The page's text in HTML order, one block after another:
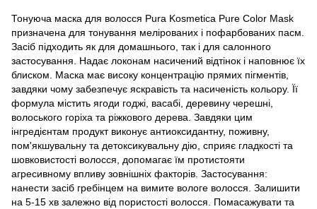
Тонуюча маска для волосся Pura Kosmetica Pure Color Mask
призначена для тонування мелірованих і пофарбованих пасм.
Засіб підходить як для домашнього, так і для салонного
застосування. Надає локонам насичений відтінок і наповнює їх
блиском. Маска має високу концентрацію прямих пігментів,
завдяки чому забезпечує яскравість та насиченість кольору. Її
формула містить ягоди годжі, васабі, деревину черешні,
волоського горіха та ріжкового дерева. Завдяки цим
інгредієнтам продукт виконує антиоксидантну, поживну,
пом'якшувальну та детоксикувальну дію, сприяє гладкості та
шовковистості волосся, допомагає їм протистояти
агресивному впливу зовнішніх факторів. Застосування:
нанести засіб гребінцем на вимите вологе волосся. Залишити
на 5-15 хв залежно від пористості волосся. Помасажувати та